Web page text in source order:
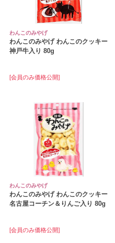
わんこのみやげ
わんこのみやげ わんこのクッキー
神戸牛入り 80g
[会員のみ価格公開]
わんこのみやげ
わんこのみやげ わんこのクッキー
名古屋コーチン＆りんご入り 80g
[会員のみ価格公開]